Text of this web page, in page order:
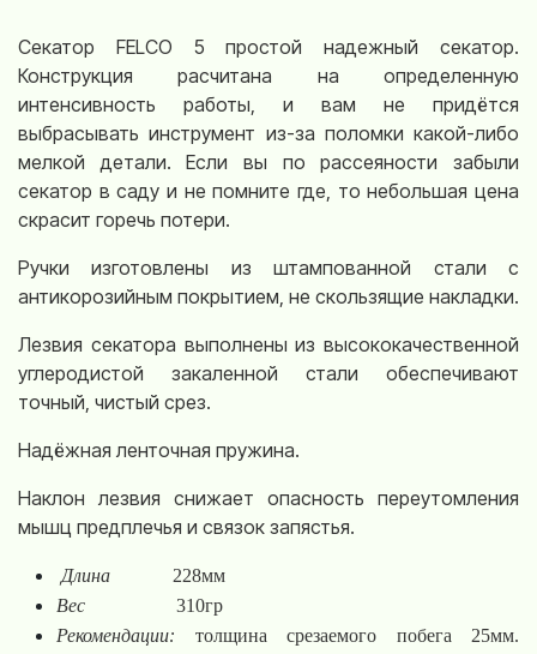
Секатор FELCO 5 простой надежный секатор.
Конструкция расчитана на определенную
интенсивность работы, и вам не придётся
выбрасывать инструмент из-за поломки какой-либо
мелкой детали. Если вы по рассеяности забыли
секатор в саду и не помните где, то небольшая цена
скрасит горечь потери.
Ручки изготовлены из штампованной стали с
антикорозийным покрытием, не скользящие накладки.
Лезвия секатора выполнены из высококачественной
углеродистой закаленной стали обеспечивают
точный, чистый срез.
Надёжная ленточная пружина.
Наклон лезвия снижает опасность переутомления
мышц предплечья и связок запястья.
Длина 228мм
Вес
310гр
Рекомендации: толщина срезаемого побега 25мм.